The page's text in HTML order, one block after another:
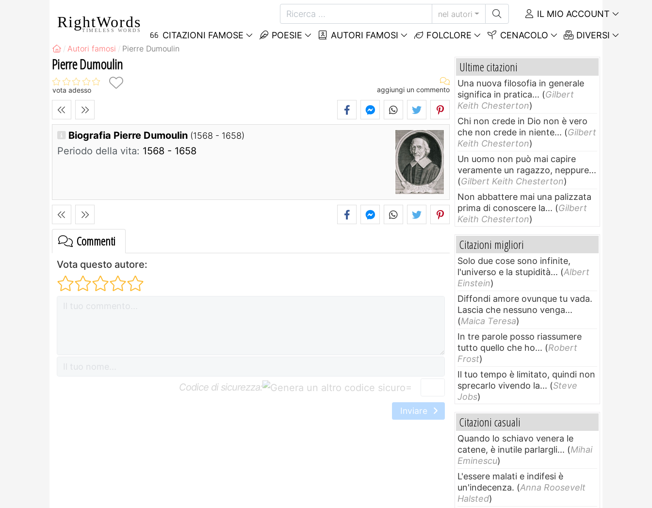
RightWords
TIMELESS WORDS
nel autori IL MIO ACCOUNT
CITAZIONI FAMOSE POESIE AUTORI FAMOSI FOLCLORE CENACOLO DIVERSI
Autori famosi Pierre Dumoulin
Pierre Dumoulin
vota adesso aggiungi un commento
Biografia Pierre Dumoulin (1568 - 1658)
Periodo della vita: 1568 - 1658
Commenti
Vota questo autore:
Codice di sicurezza: =
Inviare
Ultime citazioni
Una nuova filosofia in generale
significa in pratica... (Gilbert
Keith Chesterton)
Chi non crede in Dio non è vero
che non crede in niente... (Gilbert
Keith Chesterton)
Un uomo non può mai capire
veramente un ragazzo, neppure...
(Gilbert Keith Chesterton)
Non abbattere mai una palizzata
prima di conoscere la... (Gilbert
Keith Chesterton)
Citazioni migliori
Solo due cose sono infinite,
l'universo e la stupidità... (Albert
Einstein)
Diffondi amore ovunque tu vada.
Lascia che nessuno venga...
(Maica Teresa)
In tre parole posso riassumere
tutto quello che ho... (Robert
Frost)
Il tuo tempo è limitato, quindi non
sprecarlo vivendo la... (Steve
Jobs)
Citazioni casuali
Quando lo schiavo venera le
catene, è inutile parlargli... (Mihai
Eminescu)
L'essere malati e indifesi è
un'indecenza. (Anna Roosevelt
Halsted)